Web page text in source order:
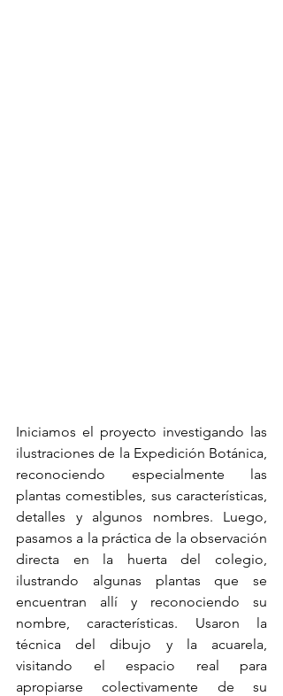
Iniciamos el proyecto investigando las
ilustraciones de la Expedición Botánica,
reconociendo especialmente las
plantas comestibles, sus características,
detalles y algunos nombres. Luego,
pasamos a la práctica de la observación
directa en la huerta del colegio,
ilustrando algunas plantas que se
encuentran allí y reconociendo su
nombre, características. Usaron la
técnica del dibujo y la acuarela,
visitando el espacio real para
apropiarse colectivamente de su